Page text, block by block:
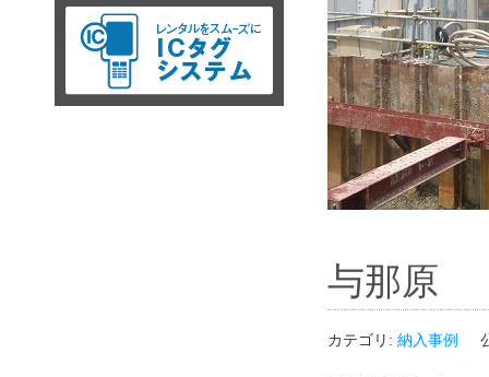
与那原
カテゴリ: 納入事例